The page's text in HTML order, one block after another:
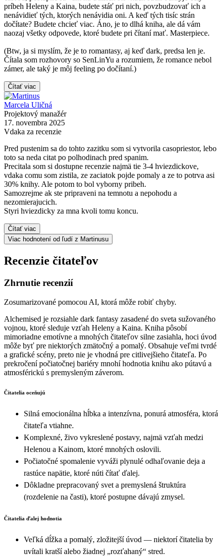
príbeh Heleny a Kaina, budete stáť pri nich, povzbudzovať ich a
nenávidieť tých, ktorých nenávidia oni. A keď tých tisíc strán
dočítate? Budete chcieť viac. Áno, je to dlhá kniha, ale dá vám
naozaj všetky odpovede, ktoré budete pri čítaní mať. Masterpiece.
(Btw, ja si myslím, že je to romantasy, aj keď dark, predsa len je.
Čítala som rozhovory so SenLinYu a rozumiem, že romance nebol
zámer, ale taký je môj feeling po dočítaní.)
Čítať viac
Marcela Uličná
Projektový manažér
17. novembra 2025
Vdaka za recenzie
Pred pustenim sa do tohto zazitku som si vytvorila casopriestor, lebo
toto sa neda citat po polhodinach pred spanim.
Precitala som si dostupne recenzie najmä tie 3-4 hviezdickove,
vdaka comu som zistila, ze zaciatok pojde pomaly a ze to potrva asi
30% knihy. Ale potom to bol vyborny pribeh.
Samozrejme ak ste pripraveni na temnotu a nepohodu a
nezomierajucich.
Styri hviezdicky za mna kvoli tomu koncu.
Čítať viac
Viac hodnotení od ľudí z Martinusu
Recenzie čitateľov
Zhrnutie recenzií
Zosumarizované pomocou AI, ktorá môže robiť chyby.
Alchemised je rozsiahle dark fantasy zasadené do sveta sužovaného
vojnou, ktoré sleduje vzťah Heleny a Kaina. Kniha pôsobí
mimoriadne emotívne a mnohých čitateľov silne zasiahla, hoci úvod
môže byť pre niektorých zmätočný a pomalý. Obsahuje veľmi tvrdé
a grafické scény, preto nie je vhodná pre citlivejšieho čitateľa. Po
prekročení počiatočnej bariéry mnohí hodnotia knihu ako pútavú a
atmosférickú s premysleným záverom.
Čitatelia oceňujú
Silná emocionálna hĺbka a intenzívna, ponurá atmosféra, ktorá
čitateľa vtiahne.
Komplexné, živo vykreslené postavy, najmä vzťah medzi
Helenou a Kainom, ktoré mnohých oslovili.
Počiatočné spomalenie vyváži plynulé odhaľovanie deja a
rastúce napätie, ktoré núti čítať ďalej.
Dôkladne prepracovaný svet a premyslená štruktúra
(rozdelenie na časti), ktoré postupne dávajú zmysel.
Čitatelia ďalej hodnotia
Veľká dĺžka a pomalý, zložitejší úvod — niektorí čitatelia by
uvítali kratší alebo žiadnej „rozťahaný“ stred.